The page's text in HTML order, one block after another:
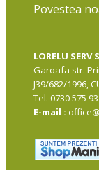
Povestea
LORELU SERV
Garoafa str.
J39/682/1996,
Tel. 0730 575
E-mail :